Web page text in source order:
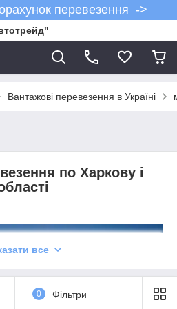
перевезення ->
Вантажові перевезення в Україні
по Харкову і
все
0 Фільтри